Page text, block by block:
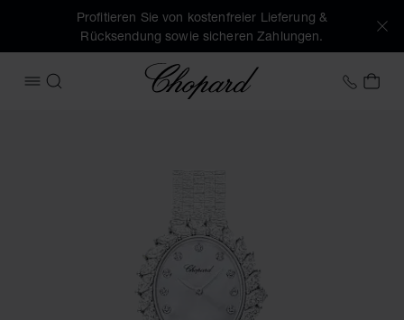
Profitieren Sie von kostenfreier Lieferung &
Rücksendung sowie sicheren Zahlungen.
MENÜ ÖFFNEN
SUCHEN
Chopard +49